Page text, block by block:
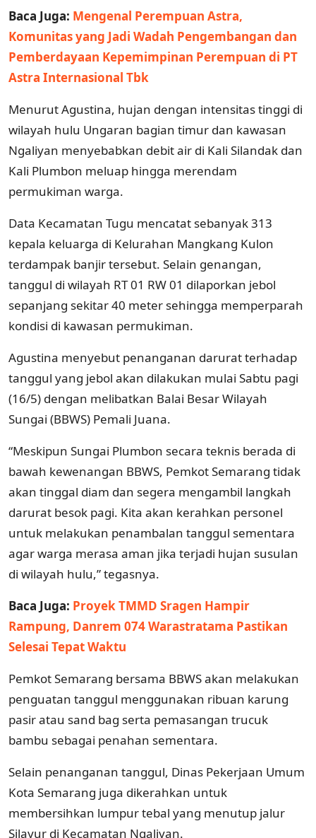
Baca Juga: Mengenal Perempuan Astra,
Komunitas yang Jadi Wadah Pengembangan dan
Pemberdayaan Kepemimpinan Perempuan di PT
Astra Internasional Tbk
Menurut Agustina, hujan dengan intensitas tinggi di
wilayah hulu Ungaran bagian timur dan kawasan
Ngaliyan menyebabkan debit air di Kali Silandak dan
Kali Plumbon meluap hingga merendam
permukiman warga.
Data Kecamatan Tugu mencatat sebanyak 313
kepala keluarga di Kelurahan Mangkang Kulon
terdampak banjir tersebut. Selain genangan,
tanggul di wilayah RT 01 RW 01 dilaporkan jebol
sepanjang sekitar 40 meter sehingga memperparah
kondisi di kawasan permukiman.
Agustina menyebut penanganan darurat terhadap
tanggul yang jebol akan dilakukan mulai Sabtu pagi
(16/5) dengan melibatkan Balai Besar Wilayah
Sungai (BBWS) Pemali Juana.
“Meskipun Sungai Plumbon secara teknis berada di
bawah kewenangan BBWS, Pemkot Semarang tidak
akan tinggal diam dan segera mengambil langkah
darurat besok pagi. Kita akan kerahkan personel
untuk melakukan penambalan tanggul sementara
agar warga merasa aman jika terjadi hujan susulan
di wilayah hulu,” tegasnya.
Baca Juga: Proyek TMMD Sragen Hampir
Rampung, Danrem 074 Warastratama Pastikan
Selesai Tepat Waktu
Pemkot Semarang bersama BBWS akan melakukan
penguatan tanggul menggunakan ribuan karung
pasir atau sand bag serta pemasangan trucuk
bambu sebagai penahan sementara.
Selain penanganan tanggul, Dinas Pekerjaan Umum
Kota Semarang juga dikerahkan untuk
membersihkan lumpur tebal yang menutup jalur
Silayur di Kecamatan Ngaliyan.